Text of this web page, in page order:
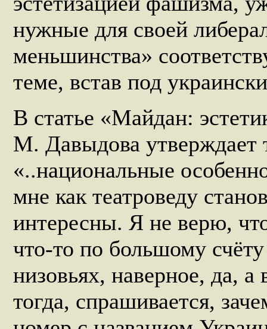
нужные для своей
меньшинства»
теме, встав под
В статье «Майдан:
М. Давыдова утверждает
«..национальные
мне как театроведу
интересны. Я не верю,
что-то по большому
низовьях, наверное, да,
тогда, спрашивается,